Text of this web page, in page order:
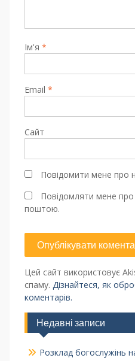
Ім'я *
Email *
Сайт
Повідомити мене про
Повідомляти мене
поштою.
Цей сайт використовує
спаму. Дізнайтеся, як
коментарів.
Недавні записи
Розклад богослужінь